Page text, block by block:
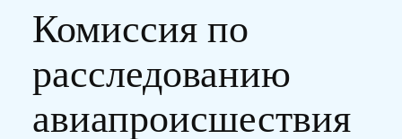
Комиссия по
расследованию
авиапроисшествия